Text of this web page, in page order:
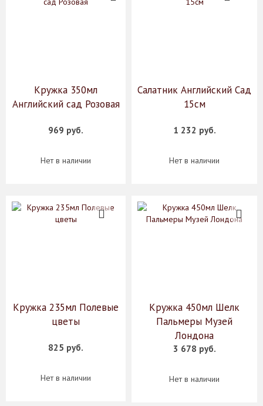
Кружка 350мл
Английский сад Розовая
969 руб.
Нет в наличии
Салатник Английский Сад
15см
1 232 руб.
Нет в наличии
Кружка 235мл Полевые
цветы
825 руб.
Нет в наличии
Кружка 450мл Шелк
Пальмеры Музей
Лондона
3 678 руб.
Нет в наличии